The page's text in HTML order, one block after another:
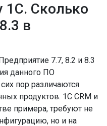
1С. Сколько
в
7.7, 8.2 и 8.3
данного ПО
пор различаются
продуктов. 1С CRM и
примера, требуют не
но и на